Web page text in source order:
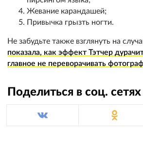
Жевание карандашей;
Привычка грызть ногти.
Не забудьте также взглянуть на
показала, как эффект Тэтчер
главное не переворачивать
Поделиться в соц. сетях